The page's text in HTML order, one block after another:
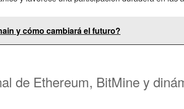
y cómo cambiará el futuro?
de Ethereum, BitMine y